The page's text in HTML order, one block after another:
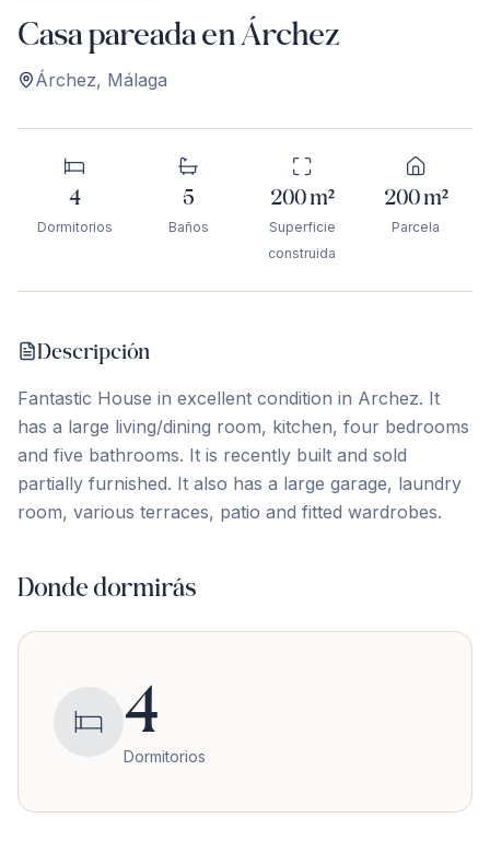
Casa pareada en Árchez
Árchez, Málaga
4
Dormitorios
5
Baños
200m²
Superficie
construida
200m²
Parcela
Descripción
Fantastic House in excellent condition in Archez. It
has a large living/dining room, kitchen, four bedrooms
and five bathrooms. It is recently built and sold
partially furnished. It also has a large garage, laundry
room, various terraces, patio and fitted wardrobes.
Donde dormirás
4
Dormitorios